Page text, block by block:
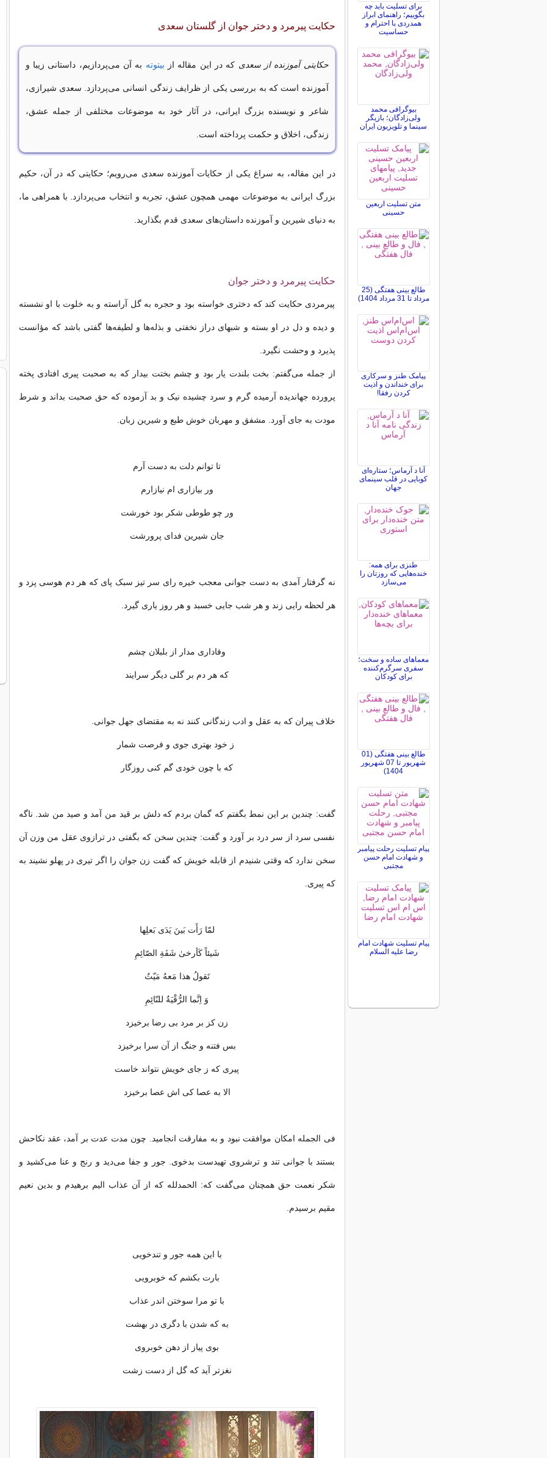
حکایت پیرمرد و دختر جوان از گلستان سعدی
حکایتی آموزنده از سعدی که در این مقاله از بیتوته به آن می‌پردازیم، داستانی زیبا و
آموزنده است که به بررسی یکی از ظرایف زندگی انسانی می‌پردازد. سعدی شیرازی،
شاعر و نویسنده بزرگ ایرانی، در آثار خود به موضوعات مختلفی از جمله عشق،
زندگی، اخلاق و حکمت پرداخته است.
در این مقاله، به سراغ یکی از حکایات آموزنده سعدی می‌رویم؛ حکایتی که در آن، حکیم
بزرگ ایرانی به موضوعات مهمی همچون عشق، تجربه و انتخاب می‌پردازد. با همراهی ما،
به دنیای شیرین و آموزنده داستان‌های سعدی قدم بگذارید.
حکایت پیرمرد و دختر جوان
پیرمردی حکایت کند که دختری خواسته بود و حجره به گل آراسته و به خلوت با او نشسته
و دیده و دل در او بسته و شبهای دراز نخفتی و بذله‌ها و لطیفه‌ها گفتی باشد که مؤانست
پذیرد و وحشت نگیرد.
از جمله می‌گفتم: بخت بلندت یار بود و چشم بختت بیدار که به صحبت پیری افتادی پخته
پرورده جهاندیده آرمیده گرم و سرد چشیده نیک و بد آزموده که حق صحبت بداند و شرط
مودت به جای آورد. مشفق و مهربان خوش طبع و شیرین زبان.
تا توانم دلت به دست آرم
ور بیازاری ام نیازارم
ور چو طوطی شکر بود خورشت
جان شیرین فدای پرورشت
نه گرفتار آمدی به دست جوانی معجب خیره رای سر تیز سبک پای که هر دم هوسی پزد و
هر لحظه رایی زند و هر شب جایی خسبد و هر روز یاری گیرد.
وفاداری مدار از بلبلان چشم
که هر دم بر گلی دیگر سرایند
خلاف پیران که به عقل و ادب زندگانی کنند نه به مقتضای جهل جوانی.
ز خود بهتری جوی و فرصت شمار
که با چون خودی گم کنی روزگار
گفت: چندین بر این نمط بگفتم که گمان بردم که دلش بر قید من آمد و صید من شد. ناگه
نفسی سرد از سر درد بر آورد و گفت: چندین سخن که بگفتی در ترازوی عقل من وزن آن
سخن ندارد که وقتی شنیدم از قابله خویش که گفت زن جوان را اگر تیری در پهلو نشیند به
که پیری.
لمّا رَأَت بَینَ یَدَی بَعلِها
شَیئاً کَأرخیٰ شَفَةِ الصّائِمِ
تَقولُ هذا مَعهُ مَیّتٌ
وَ اِنَّما الرُّقْیَةُ للنّائِمِ
زن کز بر مرد بی رضا برخیزد
بس فتنه و جنگ از آن سرا برخیزد
پیری که ز جای خویش نتواند خاست
الا به عصا کی اش عصا برخیزد
فی الجمله امکان موافقت نبود و به مفارقت انجامید. چون مدت عدت بر آمد، عقد نکاحش
بستند با جوانی تند و ترشروی تهیدست بدخوی. جور و جفا می‌دید و رنج و عنا می‌کشید و
شکر نعمت حق همچنان می‌گفت که: الحمدلله که از آن عذاب الیم برهیدم و بدین نعیم
مقیم برسیدم.
با این همه جور و تندخویی
بارت بکشم که خوبرویی
با تو مرا سوختن اندر عذاب
به که شدن با دگری در بهشت
بوی پیاز از دهن خوبروی
نغزتر آید که گل از دست زشت
برای تسلیت باید چه
بگوییم؛ راهنمای ابراز
همدردی با احترام و
حساسیت
بیوگرافی محمد
ولی‌زادگان؛ بازیگر
سینما و تلویزیون ایران
متن تسلیت اربعین
حسینی
طالع بینی هفتگی (25
مرداد تا 31 مرداد 1404)
پیامک طنز و سرکاری
برای خنداندن و اذیت
کردن رفقا!
آنا د آرماس؛ ستاره‌ای
کوبایی در قلب سینمای
جهان
طنزی برای همه:
خنده‌هایی که روزتان را
می‌سازد
معماهای ساده و سخت؛
سفری سرگرم‌کننده
برای کودکان
طالع بینی هفتگی (01
شهریور تا 07 شهریور
1404)
پیام تسلیت رحلت پیامبر
و شهادت امام حسن
مجتبی
پیام تسلیت شهادت امام
رضا علیه السلام